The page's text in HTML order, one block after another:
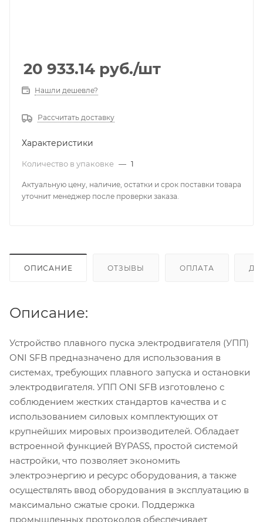
20 933.14 руб./шт
Нашли дешевле?
Рассчитать доставку
Характеристики
Количество в упаковке — 1
Актуальную цену, наличие, остатки и срок поставки товара
уточнит менеджер после проверки заказа.
ОПИСАНИЕ ОТЗЫВЫ ОПЛАТА
Описание:
Устройство плавного пуска электродвигателя (УПП)
ONI SFB предназначено для использования в
системах, требующих плавного запуска и остановки
электродвигателя. УПП ONI SFB изготовлено с
соблюдением жестких стандартов качества и с
использованием силовых комплектующих от
крупнейших мировых производителей. Обладает
встроенной функцией BYPASS, простой системой
настройки, что позволяет экономить
электроэнергию и ресурс оборудования, а также
осуществлять ввод оборудования в эксплуатацию в
максимально сжатые сроки. Поддержка
промышленных протоколов обеспечивает